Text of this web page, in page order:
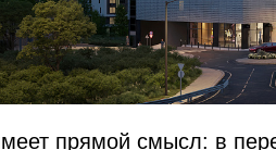
прямой смысл: в